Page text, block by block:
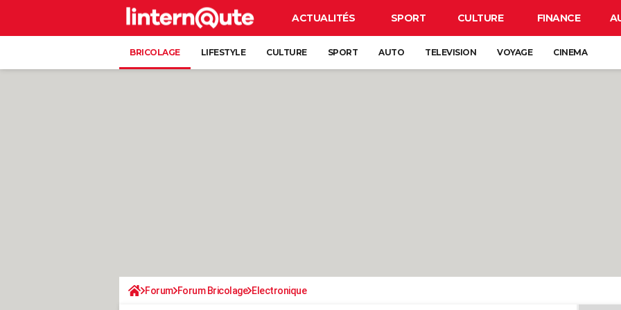
ACTUALITÉS SPORT CULTURE FINANCE
BRICOLAGE LIFESTYLE CULTURE SPORT AUTO TELEVISION VOYAGE CINEMA
Forum Forum Bricolage Electronique